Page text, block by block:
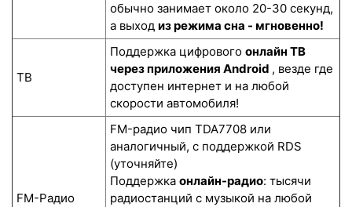
обычно занимает около 20-30 секунд,
а выход из режима сна - мгновенно!
ТВ
Поддержка цифрового онлайн ТВ
через приложения Android , везде где
доступен интернет и на любой
скорости автомобиля!
FM-Радио
FM-радио чип TDA7708 или
аналогичный, с поддержкой RDS
(уточняйте)
Поддержка онлайн-радио: тысячи
радиостанций с музыкой на любой